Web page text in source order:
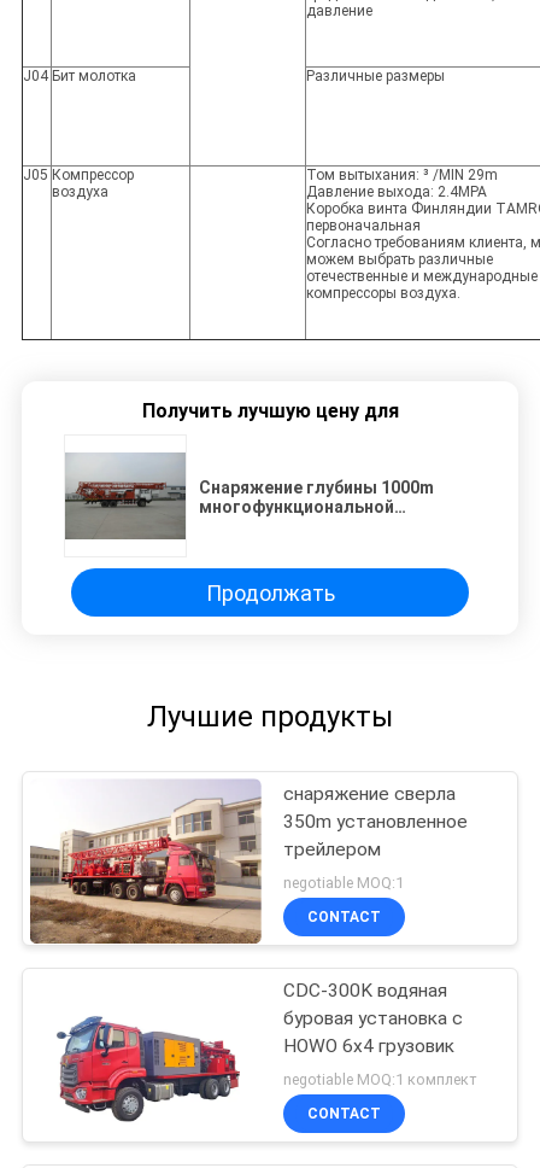
давление
J04 Бит молотка Различные размеры
J05 Компрессор
воздуха
Том вытыхания: ³ /MIN 29m
Давление выхода: 2.4MPA
Коробка винта Финляндии
первоначальная
Согласно требованиям клиента,
можем выбрать различные
отечественные и международные
компрессоры воздуха.
Получить лучшую цену для
Снаряжение глубины 1000m
многофункциональной
Продолжать
Лучшие продукты
снаряжение сверла
350m установленное
трейлером
negotiable MOQ:1
CONTACT
CDC-300K водяная
буровая установка с
HOWO 6x4 грузовик
negotiable MOQ:1 комплект
CONTACT